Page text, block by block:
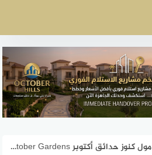
مول كنوز حدائق أكتوبر Konoz Mall October Gardens